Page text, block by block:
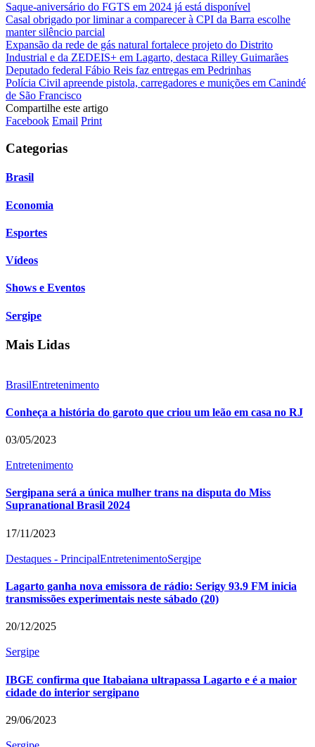
Saque-aniversário do FGTS em 2024 já está disponível
Casal obrigado por liminar a comparecer à CPI da Barra escolhe
manter silêncio parcial
Expansão da rede de gás natural fortalece projeto do Distrito
Industrial e da ZEDEIS+ em Lagarto, destaca Rilley Guimarães
Deputado federal Fábio Reis faz entregas em Pedrinhas
Polícia Civil apreende pistola, carregadores e munições em Canindé
de São Francisco
Compartilhe este artigo
Facebook Email Print
Categorias
Brasil
Economia
Esportes
Vídeos
Shows e Eventos
Sergipe
Mais Lidas
BrasilEntretenimento
Conheça a história do garoto que criou um leão em casa no RJ
03/05/2023
Entretenimento
Sergipana será a única mulher trans na disputa do Miss
Supranational Brasil 2024
17/11/2023
Destaques - PrincipalEntretenimentoSergipe
Lagarto ganha nova emissora de rádio: Serigy 93.9 FM inicia
transmissões experimentais neste sábado (20)
20/12/2025
Sergipe
IBGE confirma que Itabaiana ultrapassa Lagarto e é a maior
cidade do interior sergipano
29/06/2023